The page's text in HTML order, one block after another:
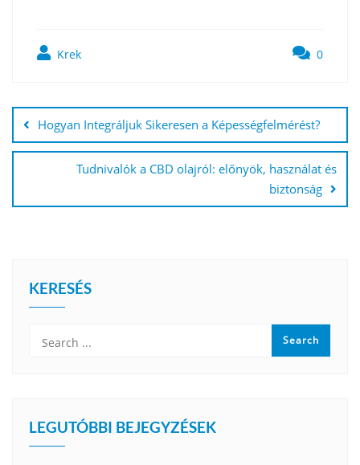
Krek 0
navigáció
Hogyan Integráljuk Sikeresen a Képességfelmérést?
Tudnivalók a CBD olajról: előnyök, használat és
biztonság
KERESÉS
LEGUTÓBBI BEJEGYZÉSEK